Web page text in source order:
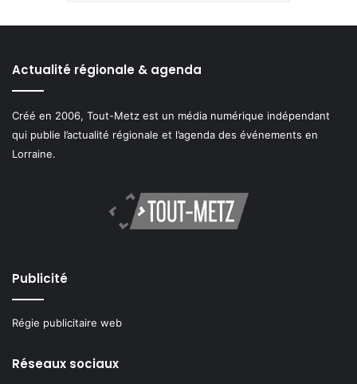
Actualité régionale & agenda
Créé en 2006, Tout-Metz est un média numérique indépendant
qui publie l’actualité régionale et l’agenda des événements en
Lorraine.
Publicité
Régie publicitaire web
Réseaux sociaux